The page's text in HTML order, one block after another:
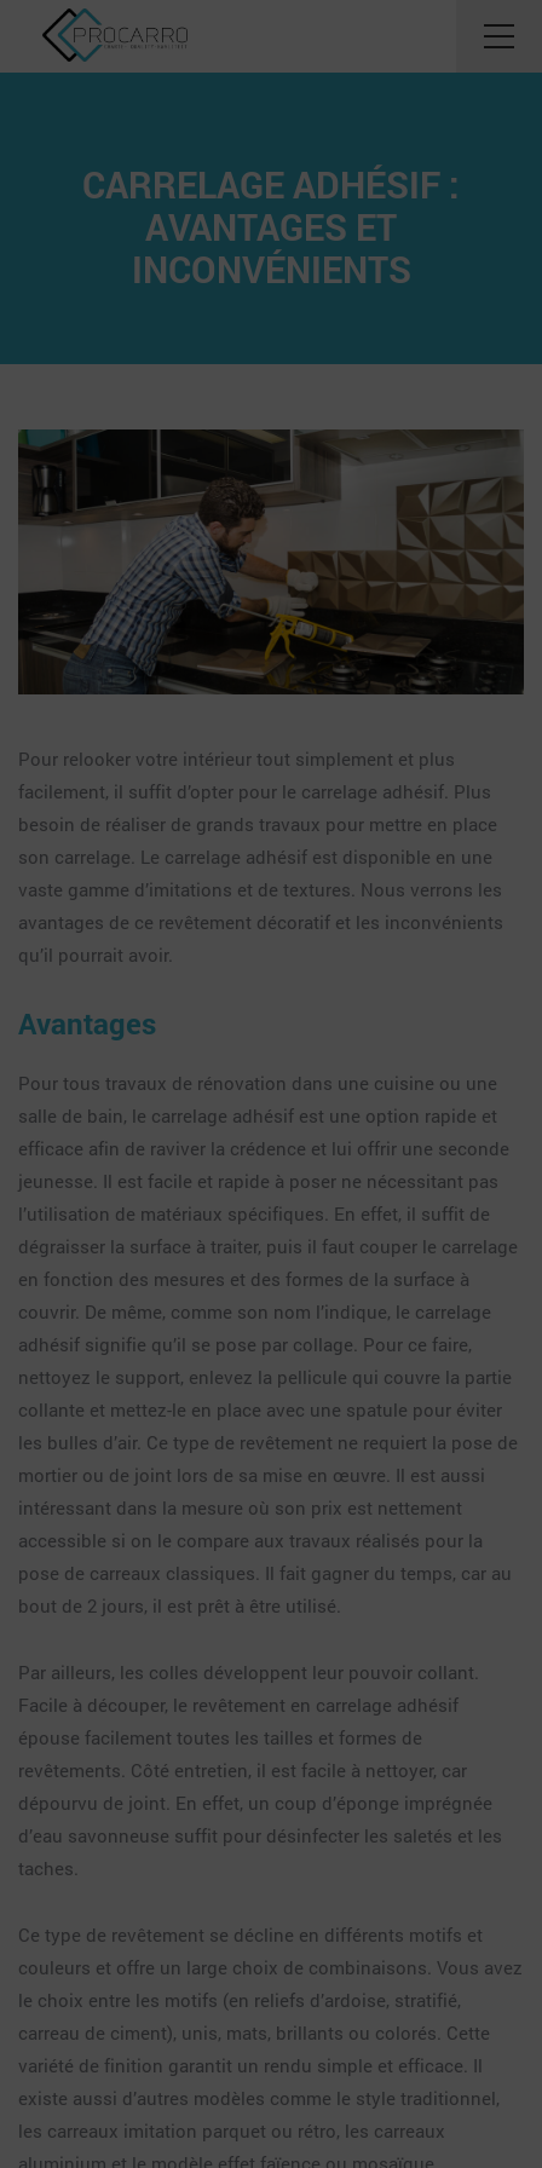
CARRELAGE ADHÉSIF :
AVANTAGES ET
INCONVÉNIENTS
Pour relooker votre intérieur tout simplement et plus
facilement, il suffit d’opter pour le carrelage adhésif. Plus
besoin de réaliser de grands travaux pour mettre en place
son carrelage. Le carrelage adhésif est disponible en une
vaste gamme d’imitations et de textures. Nous verrons les
avantages de ce revêtement décoratif et les inconvénients
qu’il pourrait avoir.
Avantages
Pour tous travaux de rénovation dans une cuisine ou une
salle de bain, le carrelage adhésif est une option rapide et
efficace afin de raviver la crédence et lui offrir une seconde
jeunesse. Il est facile et rapide à poser ne nécessitant pas
l’utilisation de matériaux spécifiques. En effet, il suffit de
dégraisser la surface à traiter, puis il faut couper le carrelage
en fonction des mesures et des formes de la surface à
couvrir. De même, comme son nom l’indique, le carrelage
adhésif signifie qu’il se pose par collage. Pour ce faire,
nettoyez le support, enlevez la pellicule qui couvre la partie
collante et mettez-le en place avec une spatule pour éviter
les bulles d’air. Ce type de revêtement ne requiert la pose de
mortier ou de joint lors de sa mise en œuvre. Il est aussi
intéressant dans la mesure où son prix est nettement
accessible si on le compare aux travaux réalisés pour la
pose de carreaux classiques. Il fait gagner du temps, car au
bout de 2 jours, il est prêt à être utilisé.
Par ailleurs, les colles développent leur pouvoir collant.
Facile à découper, le revêtement en carrelage adhésif
épouse facilement toutes les tailles et formes de
revêtements. Côté entretien, il est facile à nettoyer, car
dépourvu de joint. En effet, un coup d’éponge imprégnée
d’eau savonneuse suffit pour désinfecter les saletés et les
taches.
Ce type de revêtement se décline en différents motifs et
couleurs et offre un large choix de combinaisons. Vous avez
le choix entre les motifs (en reliefs d’ardoise, stratifié,
carreau de ciment), unis, mats, brillants ou colorés. Cette
variété de finition garantit un rendu simple et efficace. Il
existe aussi d’autres modèles comme le style traditionnel,
les carreaux imitation parquet ou rétro, les carreaux